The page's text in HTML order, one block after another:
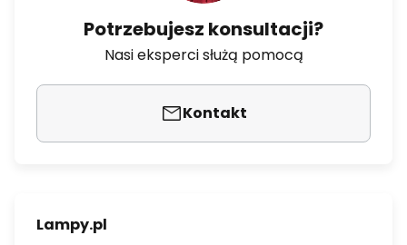
Potrzebujesz konsultacji?
Nasi eksperci służą pomocą
Kontakt
Lampy.pl